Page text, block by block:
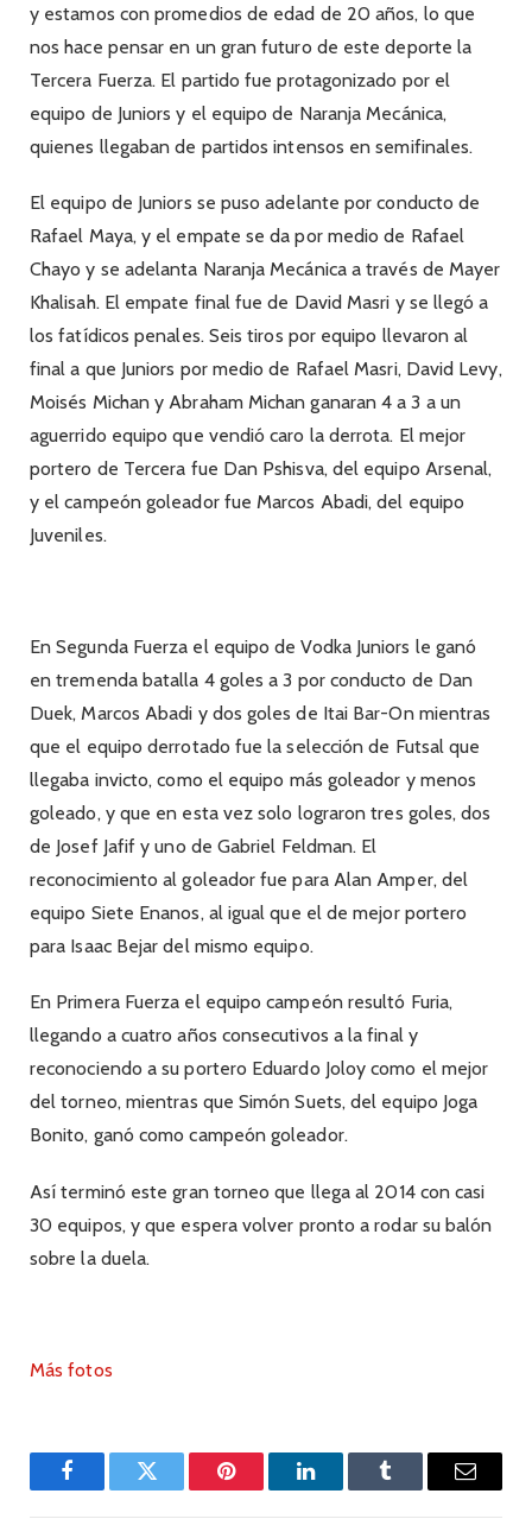
y estamos con promedios de edad de 20 años, lo que
nos hace pensar en un gran futuro de este deporte la
Tercera Fuerza. El partido fue protagonizado por el
equipo de Juniors y el equipo de Naranja Mecánica,
quienes llegaban de partidos intensos en semifinales.
El equipo de Juniors se puso adelante por conducto de
Rafael Maya, y el empate se da por medio de Rafael
Chayo y se adelanta Naranja Mecánica a través de Mayer
Khalisah. El empate final fue de David Masri y se llegó a
los fatídicos penales. Seis tiros por equipo llevaron al
final a que Juniors por medio de Rafael Masri, David Levy,
Moisés Michan y Abraham Michan ganaran 4 a 3 a un
aguerrido equipo que vendió caro la derrota. El mejor
portero de Tercera fue Dan Pshisva, del equipo Arsenal,
y el campeón goleador fue Marcos Abadi, del equipo
Juveniles.
En Segunda Fuerza el equipo de Vodka Juniors le ganó
en tremenda batalla 4 goles a 3 por conducto de Dan
Duek, Marcos Abadi y dos goles de Itai Bar-On mientras
que el equipo derrotado fue la selección de Futsal que
llegaba invicto, como el equipo más goleador y menos
goleado, y que en esta vez solo lograron tres goles, dos
de Josef Jafif y uno de Gabriel Feldman. El
reconocimiento al goleador fue para Alan Amper, del
equipo Siete Enanos, al igual que el de mejor portero
para Isaac Bejar del mismo equipo.
En Primera Fuerza el equipo campeón resultó Furia,
llegando a cuatro años consecutivos a la final y
reconociendo a su portero Eduardo Joloy como el mejor
del torneo, mientras que Simón Suets, del equipo Joga
Bonito, ganó como campeón goleador.
Así terminó este gran torneo que llega al 2014 con casi
30 equipos, y que espera volver pronto a rodar su balón
sobre la duela.
Más fotos
FacebookTwitter Pinterest LinkedInTumblr Email